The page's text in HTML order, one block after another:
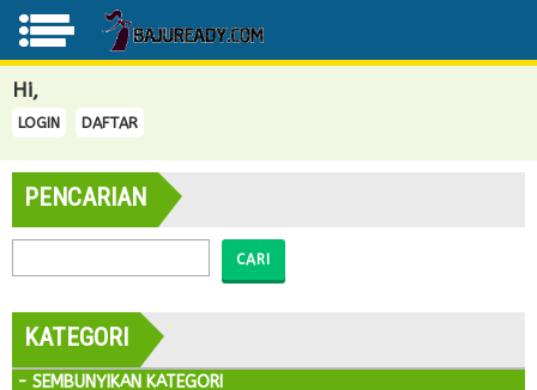
Hi,
LOGIN DAFTAR
PENCARIAN
CARI
KATEGORI
- SEMBUNYIKAN KATEGORI